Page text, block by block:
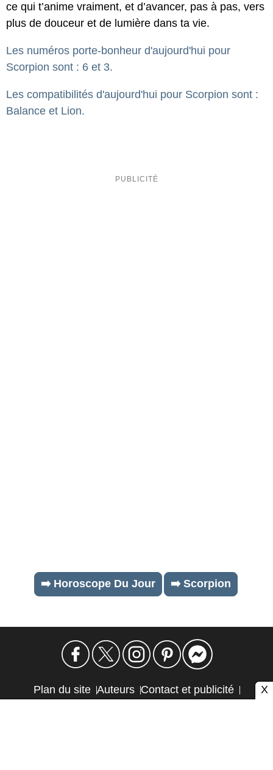
ce qui t’anime vraiment, et d’avancer, pas à pas, vers
plus de douceur et de lumière dans ta vie.
Les numéros porte-bonheur d'aujourd'hui pour
Scorpion sont : 6 et 3.
Les compatibilités d'aujourd'hui pour Scorpion sont :
Balance et Lion.
➡️ Horoscope Du Jour ➡️ Scorpion
Plan du site Auteurs Contact et publicité
X